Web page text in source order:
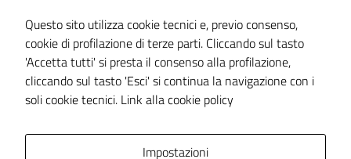
Dichiarazione di accessibilità Servizi
Whistleblowing
Piano di miglioramento del sito
Area riservata
Questo sito utilizza cookie tecnici e, previo consenso,
cookie di profilazione di terze parti. Cliccando sul tasto
'Accetta tutti' si presta il consenso alla profilazione,
cliccando sul tasto 'Esci' si continua la navigazione con i
soli cookie tecnici. Link alla cookie policy
Impostazioni